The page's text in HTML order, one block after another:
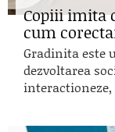
Copiii imita
cum
Gradinita este
dezvoltarea